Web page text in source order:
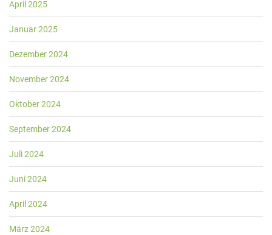
April 2025
Januar 2025
Dezember 2024
November 2024
Oktober 2024
September 2024
Juli 2024
Juni 2024
April 2024
März 2024